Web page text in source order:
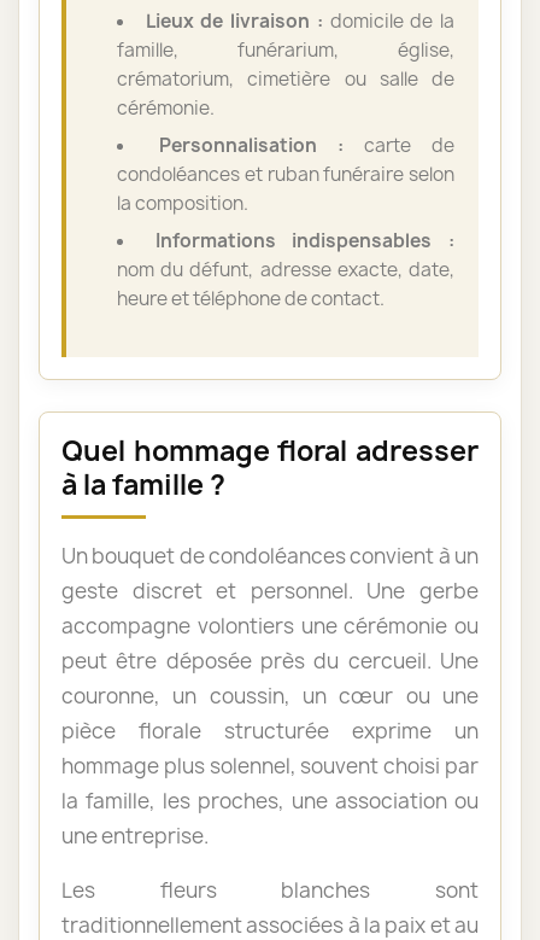
Lieux de livraison : domicile de la
famille, funérarium, église,
crématorium, cimetière ou salle de
cérémonie.
Personnalisation : carte de
condoléances et ruban funéraire selon
la composition.
Informations indispensables :
nom du défunt, adresse exacte, date,
heure et téléphone de contact.
Quel hommage floral adresser
à la famille ?
Un bouquet de condoléances convient à un
geste discret et personnel. Une gerbe
accompagne volontiers une cérémonie ou
peut être déposée près du cercueil. Une
couronne, un coussin, un cœur ou une
pièce florale structurée exprime un
hommage plus solennel, souvent choisi par
la famille, les proches, une association ou
une entreprise.
Les fleurs blanches sont
traditionnellement associées à la paix et au